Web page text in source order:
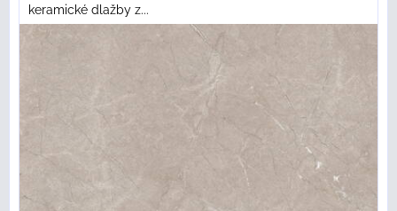
keramické dlažby z...